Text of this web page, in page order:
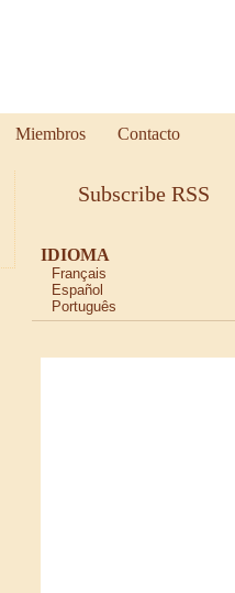
Miembros Contacto
Subscribe RSS
IDIOMA
Français
Español
Português